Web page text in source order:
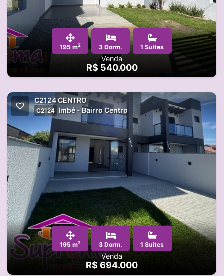
195 m2 3 Dorm. 1 Suites
Venda
R$ 540.000
C2124 CENTRO
C2124 Imbé - Bairro Centro
195 m2 3 Dorm. 1 Suites
Venda
R$ 694.000